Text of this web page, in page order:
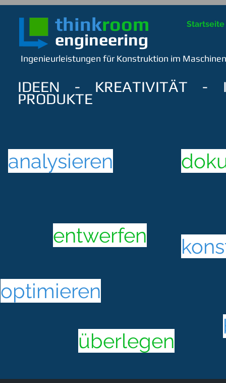
thinkroom
engineering
Startseite
Ingenieurleistungen für Konstruktion im
IDEEN - KREATIVITÄT -
PRODUKTE
analysieren
entwerfen
optimieren
überlegen